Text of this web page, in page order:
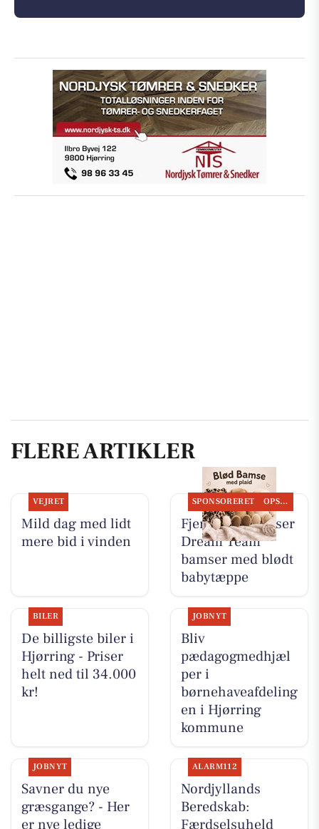
FLERE ARTIKLER
VEJRET
Mild dag med lidt
mere bid i vinden
SPONSORERET OPSLAGSTAVLEN
Fjerrenseriet viser
Dream Team
bamser med blødt
babytæppe
BILER
De billigste biler i
Hjørring - Priser
helt ned til 34.000
kr!
JOBNYT
Bliv
pædagogmedhjæl
per i
børnehaveafdeling
en i Hjørring
kommune
JOBNYT
Savner du nye
græsgange? - Her
er nye ledige
ALARM112
Nordjyllands
Beredskab:
Færdselsuheld